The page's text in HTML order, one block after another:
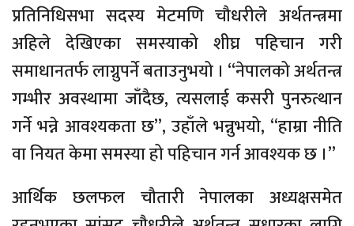
प्रतिनिधिसभा सदस्य मेटमणि चौधरीले अर्थतन्त्रमा
अहिले देखिएका समस्याको शीघ्र पहिचान गरी
समाधानतर्फ लाग्नुपर्ने बताउनुभयो । “नेपालको अर्थतन्त्र
गम्भीर अवस्थामा जाँदैछ, त्यसलाई कसरी पुनरुत्थान
गर्ने भन्ने आवश्यकता छ”, उहाँले भन्नुभयो, “हाम्रा नीति
वा नियत केमा समस्या हो पहिचान गर्न आवश्यक छ ।”
आर्थिक छलफल चौतारी नेपालका अध्यक्षसमेत